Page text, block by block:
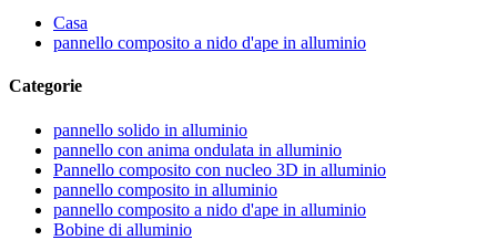
Casa
pannello composito a nido d'ape in alluminio
Categorie
pannello solido in alluminio
pannello con anima ondulata in alluminio
Pannello composito con nucleo 3D in alluminio
pannello composito in alluminio
pannello composito a nido d'ape in alluminio
Bobine di alluminio